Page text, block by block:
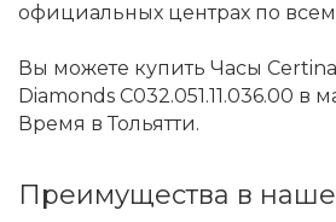
официальных центрах по
Вы можете купить Часы
Diamonds C032.051.11.036.00 в
Время в Тольятти.
Преимущества в